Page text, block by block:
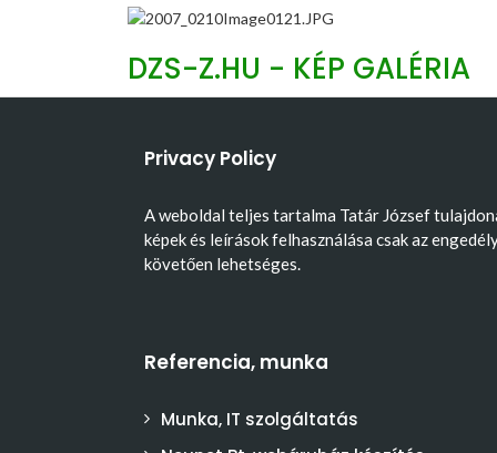
DZS-Z.HU - KÉP GALÉRIA
Privacy Policy
A weboldal teljes tartalma Tatár József
képek és leírások felhasználása csak az
követően lehetséges.
Referencia, munka
Munka, IT szolgáltatás